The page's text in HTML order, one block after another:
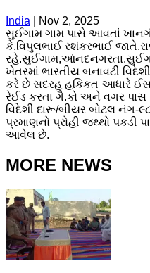
India
Nov 2, 2025
સુઈગામ ગામ પાસે આવતાં
કે,વિપુલભાઈ રશંકરભાઈ
ખેતરમાં ભારતીય બનાવટી
કરે છે સદરહુ હકિકત આધારે
રેઈડ કરતા ગે.કો અને વગર પાસ
વિદેશી દારૂ/બીયર બોટલ નંગ-
પ્રમાણનો પ્રોહી જથ્થો પકડી
આવેલ છે.
MORE NEWS